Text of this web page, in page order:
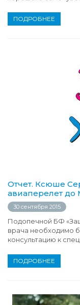
ПОДРОБНЕЕ
Отчет. Ксюше
авиаперелет до
30 сентября 2015
Подопечной БФ
врача необходимо
консультацию к
ПОДРОБНЕЕ